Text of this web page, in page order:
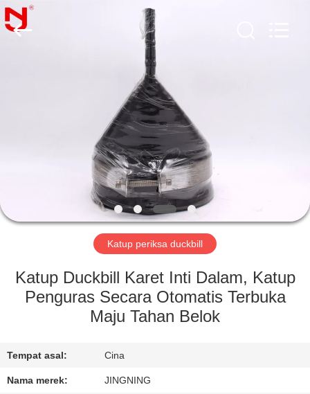
TAMPILAN
TENTANG
TUR
KONTROL
KUALITAS
Shanghai
Songjiang
Jingning
Shock
Absorber
Katup periksa duckbill
Katup Duckbill Karet Inti Dalam, Katup
Penguras Secara Otomatis Terbuka
Maju Tahan Belok
Tempat asal: Cina
Nama merek: JINGNING